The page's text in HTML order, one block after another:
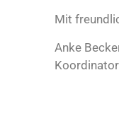
Mit
Anke